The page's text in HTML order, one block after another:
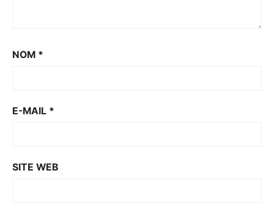
NOM *
E-MAIL *
SITE WEB